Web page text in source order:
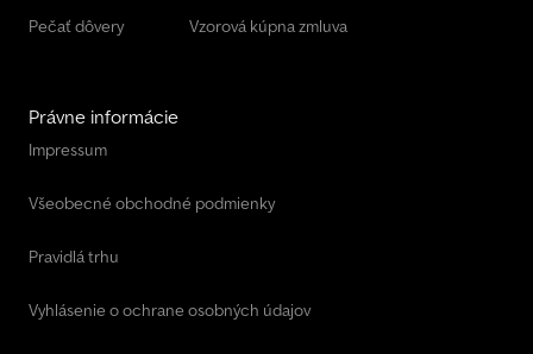
Pečať dôvery Vzorová kúpna zmluva
Právne informácie
Impressum
Všeobecné obchodné podmienky
Pravidlá trhu
Vyhlásenie o ochrane osobných údajov